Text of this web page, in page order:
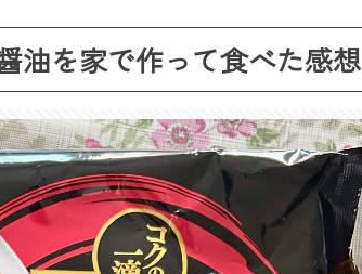
油を家で作って食べた感想